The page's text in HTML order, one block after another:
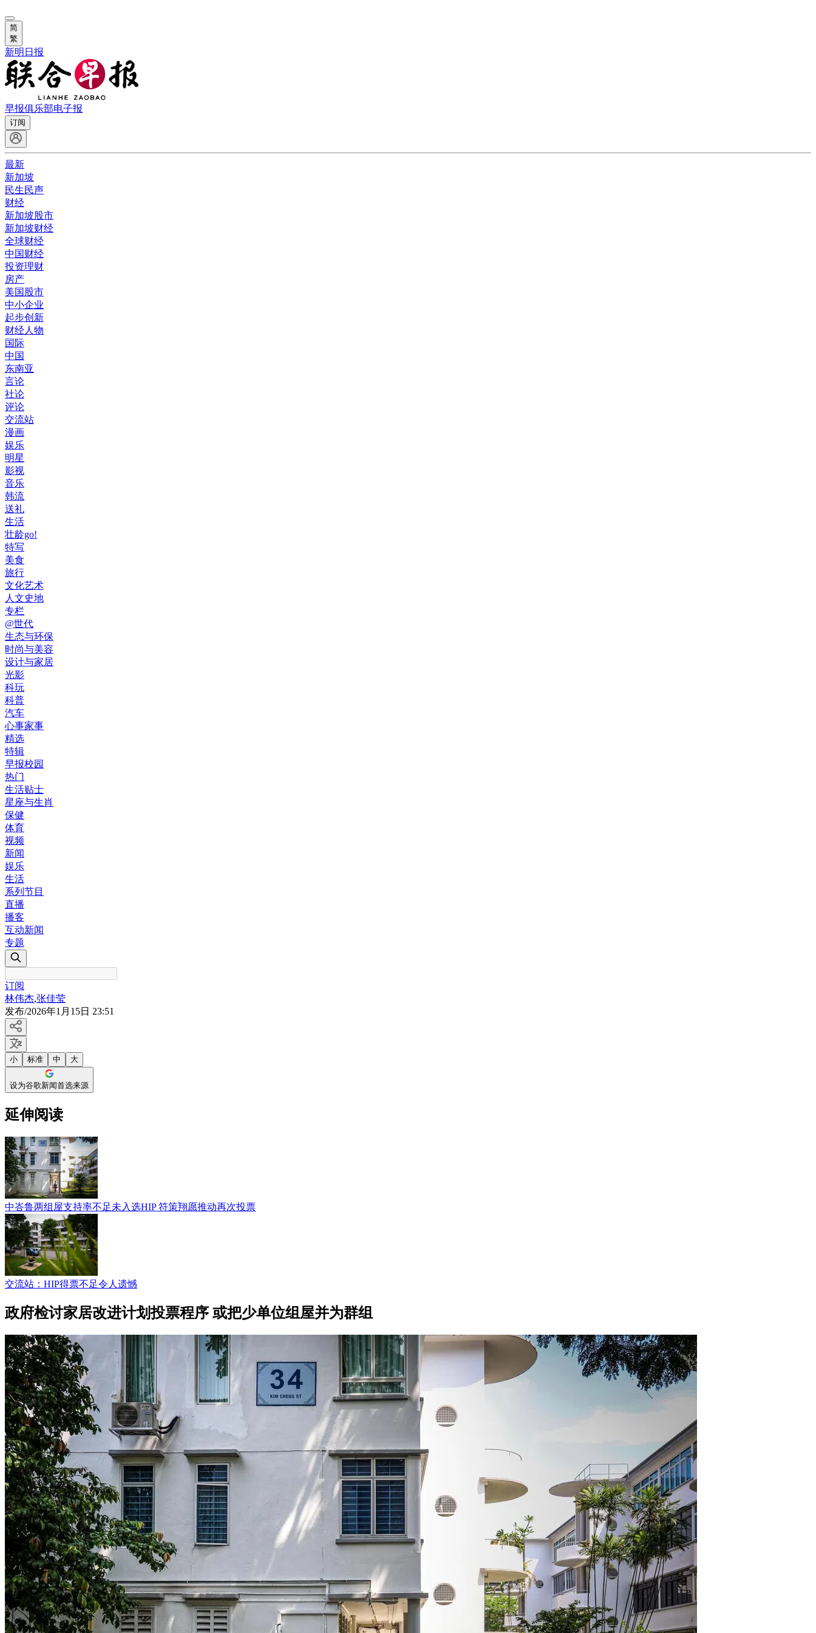
简
繁
新明日报
早报俱乐部电子报
订阅
最新
新加坡
民生民声
财经
新加坡股市
新加坡财经
全球财经
中国财经
投资理财
房产
美国股市
中小企业
起步创新
财经人物
国际
中国
东南亚
言论
社论
评论
交流站
漫画
娱乐
明星
影视
音乐
韩流
送礼
生活
壮龄go!
特写
美食
旅行
文化艺术
人文史地
专栏
@世代
生态与环保
时尚与美容
设计与家居
光影
科玩
科普
汽车
心事家事
精选
特辑
早报校园
热门
生活贴士
星座与生肖
保健
体育
视频
新闻
娱乐
生活
系列节目
直播
播客
互动新闻
专题
订阅
林伟杰,张佳莹
发布/2026年1月15日 23:51
小 标准 中 大
设为谷歌新闻首选来源
延伸阅读
中峇鲁两组屋支持率不足未入选HIP 符策翔愿推动再次投票
交流站：HIP得票不足令人遗憾
政府检讨家居改进计划投票程序 或把少单位组屋并为群组